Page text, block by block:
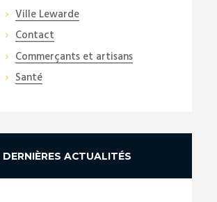
Ville Lewarde
Contact
Commerçants et artisans
Santé
DERNIÈRES ACTUALITÉS